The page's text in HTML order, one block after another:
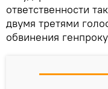
ответственности
двумя третями
обвинения